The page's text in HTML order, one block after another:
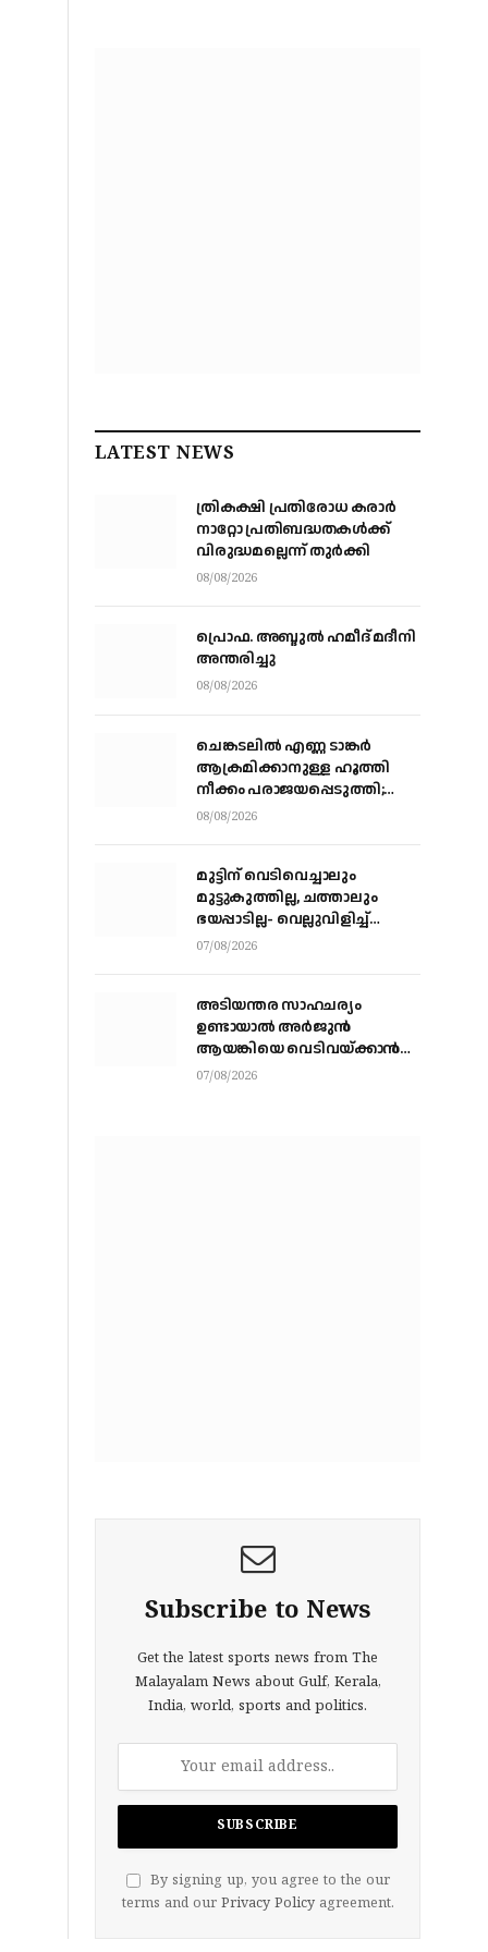
LATEST NEWS
ത്രികക്ഷി പ്രതിരോധ കരാര്‍
നാറ്റോ പ്രതിബദ്ധതകള്‍ക്ക്
വിരുദ്ധമല്ലെന്ന് തുര്‍ക്കി
08/08/2026
പ്രൊഫ. അബ്ദുൽ ഹമീദ് മദീനി
അന്തരിച്ചു
08/08/2026
ചെങ്കടലില്‍ എണ്ണ ടാങ്കര്‍
ആക്രമിക്കാനുള്ള ഹൂത്തി
നീക്കം പരാജയപ്പെടുത്തി;
യെമൻ സംഘർഷത്തിലേക്ക്
08/08/2026
മുട്ടിന് വെടിവെച്ചാലും
മുട്ടുകുത്തില്ല, ചത്താലും
ഭയപ്പാടില്ല- വെല്ലുവിളിച്ച്
വീണ്ടും അർജ്ജുൻ ആയങ്കി
07/08/2026
അടിയന്തര സാഹചര്യം
ഉണ്ടായാല്‍ അര്‍ജുന്‍
ആയങ്കിയെ വെടിവയ്ക്കാന്‍
നിര്‍ദേശം
07/08/2026
Subscribe to News
Get the latest sports news from The
Malayalam News about Gulf, Kerala,
India, world, sports and politics.
By signing up, you agree to the our
terms and our Privacy Policyagreement.